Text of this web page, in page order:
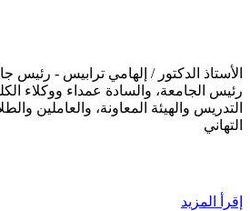
التهاني
إقرأ المزيد